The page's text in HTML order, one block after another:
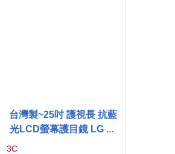
台灣製~25吋 護視長 抗藍
光LCD螢幕護目鏡 LG 系
3C